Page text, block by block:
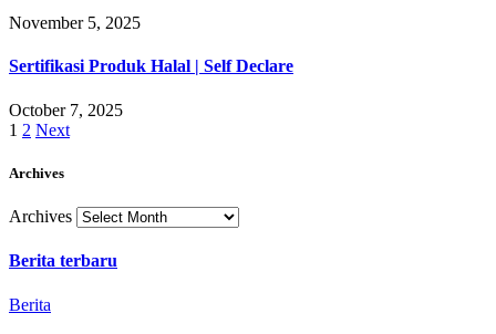
November 5, 2025
Sertifikasi Produk Halal | Self Declare
October 7, 2025
1 2 Next
Archives
Archives
Berita terbaru
Berita